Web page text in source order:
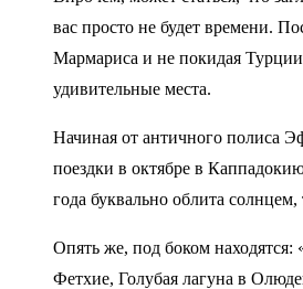
вас просто не будет времени.
Мармариса и не покидая
удивительные места.
Начиная от античного полиса
поездки в октябре в
года буквально облита солнцем,
Опять же, под боком находятся:
Фетхие, Голубая лагуна в